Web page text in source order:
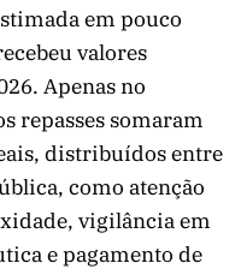
em pouco
valores
Apenas no
repasses somaram
distribuídos entre
como atenção
vigilância em
e pagamento de